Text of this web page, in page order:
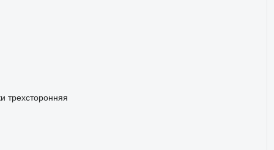
трехсторонняя